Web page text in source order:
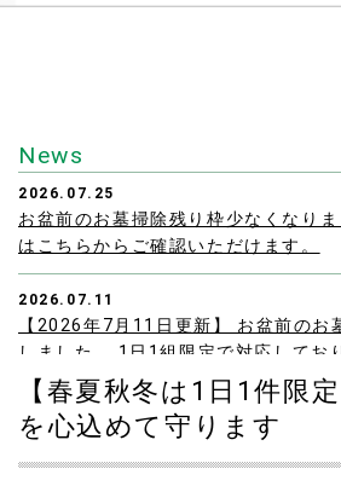
News
2026.07.25
お盆前のお墓掃除残り枠少なくなりま
はこちらからご確認いただけます。
2026.07.11
【2026年7月11日更新】 お盆前のお
しました。 1日1組限定で対応してお
方はお早めにご確認・お問い合わせ
2026.05.27
6月〜8月のお盆前お墓掃除のご予約
【春夏秋冬は1日1件限
を心込めて守ります